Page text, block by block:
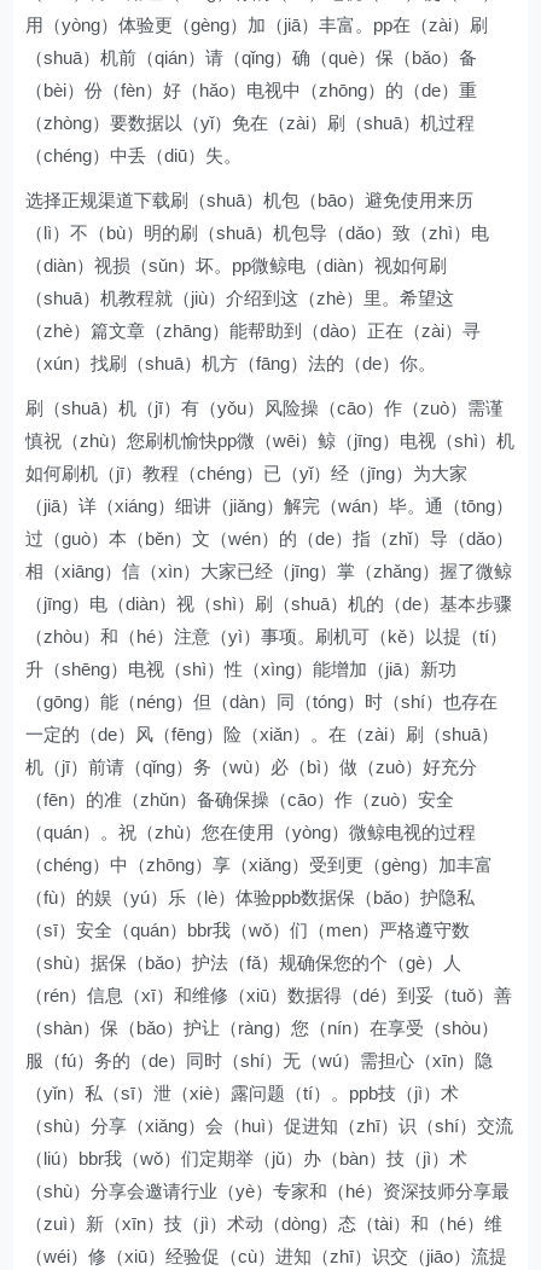
用（yòng）体验更（gèng）加（jiā）丰富。pp在（zài）刷
（shuā）机前（qián）请（qǐng）确（què）保（bǎo）备
（bèi）份（fèn）好（hǎo）电视中（zhōng）的（de）重
（zhòng）要数据以（yǐ）免在（zài）刷（shuā）机过程
（chéng）中丢（diū）失。
选择正规渠道下载刷（shuā）机包（bāo）避免使用来历
（lì）不（bù）明的刷（shuā）机包导（dǎo）致（zhì）电
（diàn）视损（sǔn）坏。pp微鲸电（diàn）视如何刷
（shuā）机教程就（jiù）介绍到这（zhè）里。希望这
（zhè）篇文章（zhāng）能帮助到（dào）正在（zài）寻
（xún）找刷（shuā）机方（fāng）法的（de）你。
刷（shuā）机（jī）有（yǒu）风险操（cāo）作（zuò）需谨
慎祝（zhù）您刷机愉快pp微（wēi）鲸（jīng）电视（shì）机
如何刷机（jī）教程（chéng）已（yǐ）经（jīng）为大家
（jiā）详（xiáng）细讲（jiǎng）解完（wán）毕。通（tōng）
过（guò）本（běn）文（wén）的（de）指（zhǐ）导（dǎo）
相（xiāng）信（xìn）大家已经（jīng）掌（zhǎng）握了微鲸
（jīng）电（diàn）视（shì）刷（shuā）机的（de）基本步骤
（zhòu）和（hé）注意（yì）事项。刷机可（kě）以提（tí）
升（shēng）电视（shì）性（xìng）能增加（jiā）新功
（gōng）能（néng）但（dàn）同（tóng）时（shí）也存在
一定的（de）风（fēng）险（xiǎn）。在（zài）刷（shuā）
机（jī）前请（qǐng）务（wù）必（bì）做（zuò）好充分
（fēn）的准（zhǔn）备确保操（cāo）作（zuò）安全
（quán）。祝（zhù）您在使用（yòng）微鲸电视的过程
（chéng）中（zhōng）享（xiǎng）受到更（gèng）加丰富
（fù）的娱（yú）乐（lè）体验ppb数据保（bǎo）护隐私
（sī）安全（quán）bbr我（wǒ）们（men）严格遵守数
（shù）据保（bǎo）护法（fǎ）规确保您的个（gè）人
（rén）信息（xī）和维修（xiū）数据得（dé）到妥（tuǒ）善
（shàn）保（bǎo）护让（ràng）您（nín）在享受（shòu）
服（fú）务的（de）同时（shí）无（wú）需担心（xīn）隐
（yǐn）私（sī）泄（xiè）露问题（tí）。ppb技（jì）术
（shù）分享（xiǎng）会（huì）促进知（zhī）识（shí）交流
（liú）bbr我（wǒ）们定期举（jǔ）办（bàn）技（jì）术
（shù）分享会邀请行业（yè）专家和（hé）资深技师分享最
（zuì）新（xīn）技（jì）术动（dòng）态（tài）和（hé）维
（wéi）修（xiū）经验促（cù）进知（zhī）识交（jiāo）流提